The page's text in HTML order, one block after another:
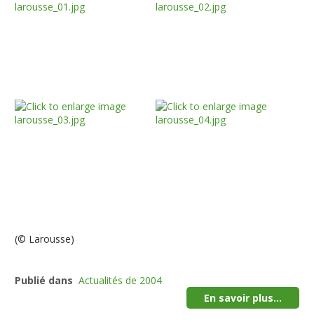
(© Larousse)
Publié dans Actualités de 2004
En savoir plus...